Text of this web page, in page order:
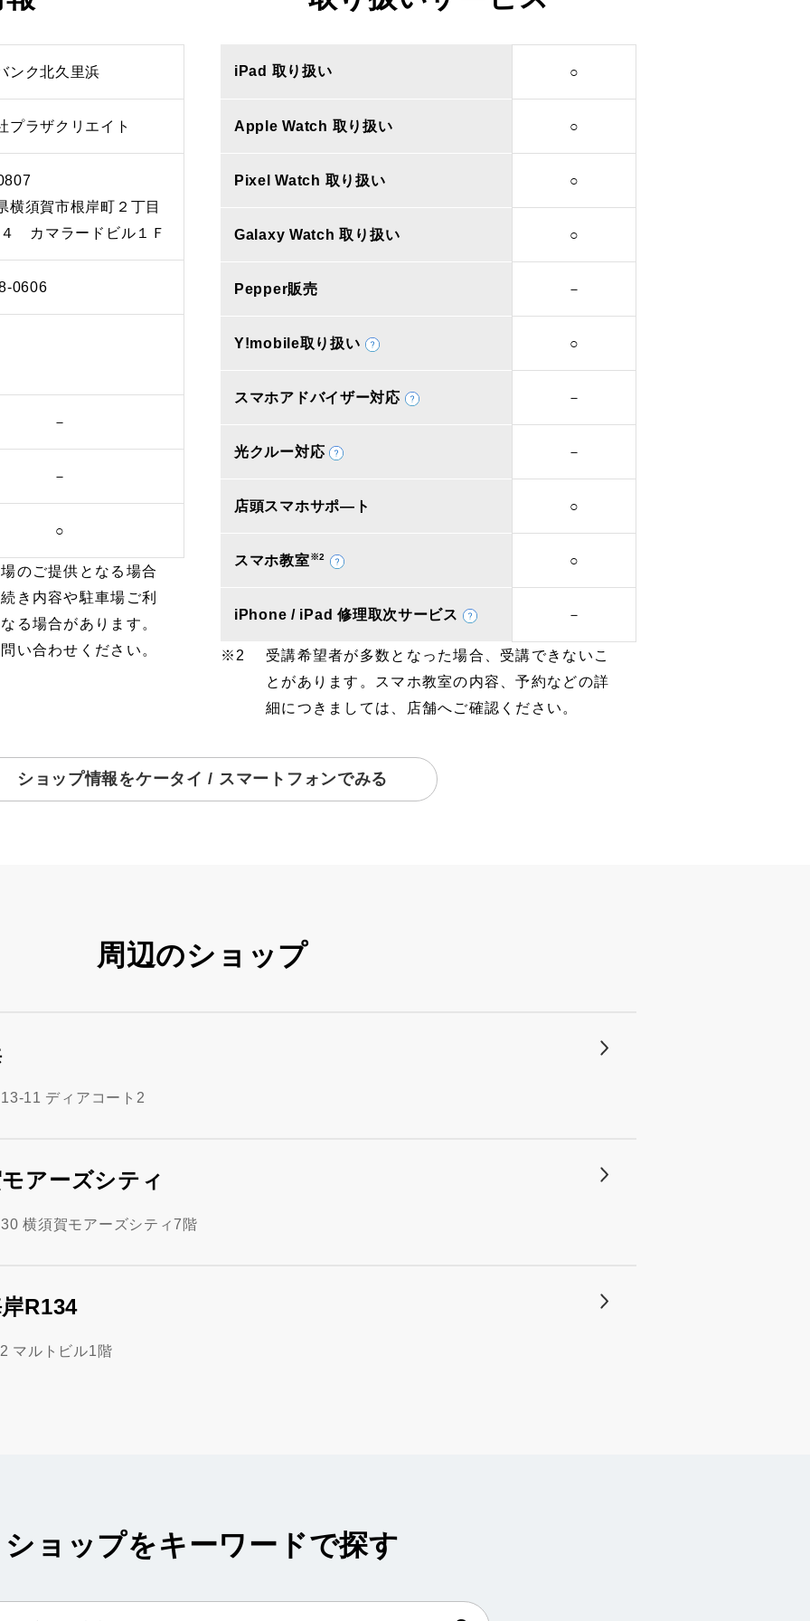
ンク北久里浜
プラザクリエイト
横須賀市根岸町２丁目
４ カマラードビル１Ｆ
0606
－
－
○
のご提供となる場合
き内容や駐車場ご利
る場合があります。
い合わせください。
iPad 取り扱い ○
Apple Watch 取り扱い ○
Pixel Watch 取り扱い ○
Galaxy Watch 取り扱い ○
Pepper販売 －
Y!mobile取り扱い ○
スマホアドバイザー対応 －
光クルー対応 －
店頭スマホサポ―ト ○
スマホ教室※2 ○
iPhone / iPad 修理取次サービス －
受講希望者が多数となった場合、受講できないこ
とがあります。スマホ教室の内容、予約などの詳
細につきましては、店舗へご確認ください。
ショップ情報をケータイ / スマートフォンでみる
周辺のショップ
11 ディアコート2
アーズシティ
横須賀モアーズシティ7階
R134
マルトビル1階
ショップをキーワードで探す